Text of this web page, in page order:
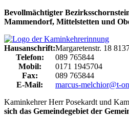
Bevollmächtigter
Mammendorf, Mittelstetten und
Hausanschrift:Margaretenstr. 18
Telefon:
089 765844
Mobil:
0171 1945704
Fax:
089 765844
E-Mail:
marcus-melchior@t-
Kaminkehrer Herr Posekardt und
sich das Gemeindegebiet der